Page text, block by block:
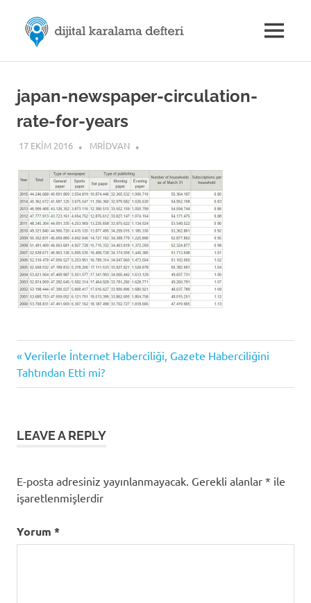
content
M.Rıdvan
ÖZDEMİR
|
MENU
japan-newspaper-circulation-
rate-for-years
17 EKIM 2016 MRIDVAN
Yazı
gezinmesi
Previous
Post:
Verilerle İnternet Haberciliği, Gazete Haberciliğini
Tahtından Etti mi?
LEAVE A REPLY
E-posta adresiniz yayınlanmayacak. Gerekli alanlar * ile
işaretlenmişlerdir
Yorum *